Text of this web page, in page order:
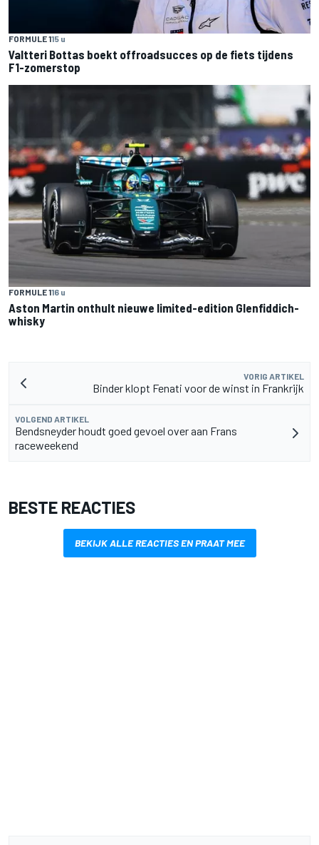
FORMULE 115 u
Valtteri Bottas boekt offroadsucces op de fiets tijdens
F1-zomerstop
FORMULE 116 u
Aston Martin onthult nieuwe limited-edition Glenfiddich-
whisky
VORIG ARTIKEL
Binder klopt Fenati voor de winst in Frankrijk
VOLGEND ARTIKEL
Bendsneyder houdt goed gevoel over aan Frans
raceweekend
BESTE REACTIES
BEKIJK ALLE REACTIES EN PRAAT MEE